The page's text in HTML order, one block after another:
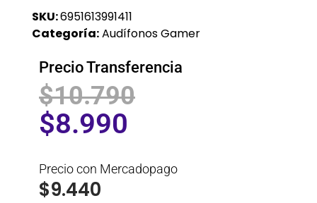
SKU:6951613991411
Categoría:Audífonos Gamer
Precio Transferencia
$10.790
$8.990
Precio con Mercadopago
$9.440